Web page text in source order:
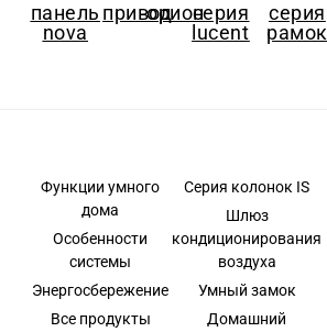
панель
nova
приводорионсерия
lucent
серия
рамок
Функции умного
дома
Особенности
системы
Энергосбережение
Все продукты
Серия колонок IS
Шлюз
кондиционирования
воздуха
Умный замок
Домашний